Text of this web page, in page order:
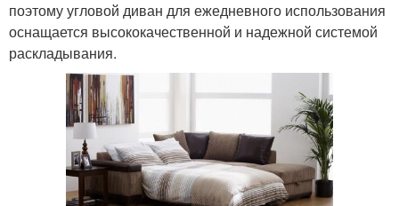
поэтому угловой диван для ежедневного использования
оснащается высококачественной и надежной системой
раскладывания.